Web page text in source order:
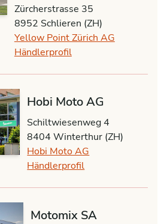
Zürcherstrasse 35
8952 Schlieren (ZH)
Yellow Point Zürich AG
Händlerprofil
Hobi Moto AG
Schiltwiesenweg 4
8404 Winterthur (ZH)
Hobi Moto AG
Händlerprofil
Motomix SA